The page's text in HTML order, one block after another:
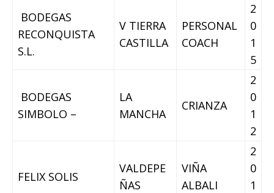
BODEGAS
RECONQUISTA
S.L.
V TIERRA
CASTILLA
PERSONAL
COACH
2
0
1
5
BODEGAS
SIMBOLO –
LA
MANCHA
CRIANZA
2
0
1
2
FELIX SOLIS
VALDEPE
ÑAS
VIÑA
ALBALI
2
0
1